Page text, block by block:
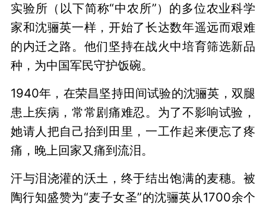
实验所（以下简称“中农所”）的多位农业科学
家和沈骊英一样，开始了长达数年遥远而艰难
的内迁之路。他们坚持在战火中培育筛选新品
种，为中国军民守护饭碗。
1940年，在荣昌坚持田间试验的沈骊英，双腿
患上疾病，常常剧痛难忍。为了不影响试验，
她请人把自己抬到田里，一工作起来便忘了疼
痛，晚上回家又痛到流泪。
汗与泪浇灌的沃土，终于结出饱满的麦穗。被
陶行知盛赞为“麦子女圣”的沈骊英从1700余个